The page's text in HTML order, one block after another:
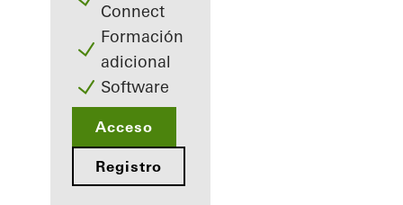
Connect
Formación
adicional
Software
Acceso
Registro